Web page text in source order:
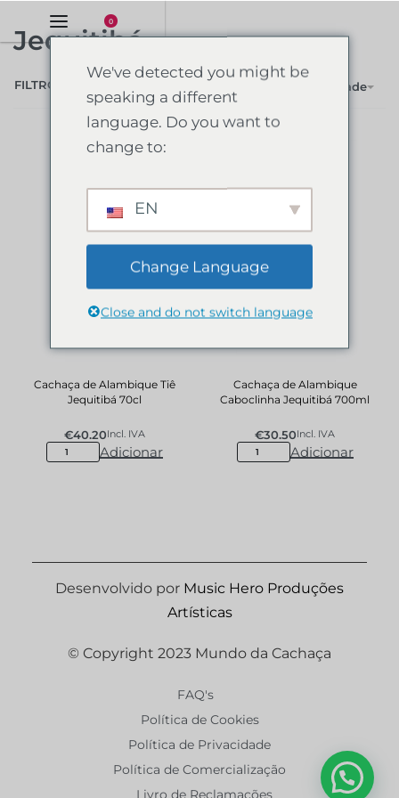
0
Jequitibá
Ordenar por popularidade
FILTRO
Cachaça de Alambique Tiê
Jequitibá 70cl
€40.20Incl. IVA
Adicionar
Cachaça de Alambique
Caboclinha Jequitibá 700ml
€30.50Incl. IVA
Adicionar
Desenvolvido por Music Hero Produções
Artísticas
© Copyright 2023 Mundo da Cachaça
FAQ's
Política de Cookies
Política de Privacidade
Política de Comercialização
Livro de Reclamações
We've detected you might be
speaking a different
language. Do you want to
change to:
EN
Change Language
Close and do not switch language